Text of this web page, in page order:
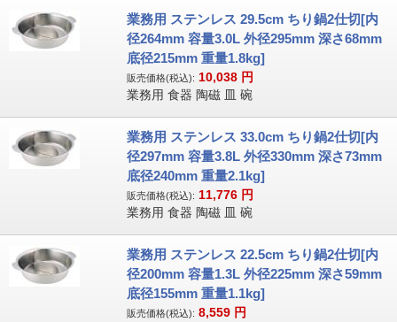
業務用 ステンレス 29.5cm ちり鍋2仕切[内
径264mm 容量3.0L 外径295mm 深さ68mm
底径215mm 重量1.8kg]
販売価格(税込): 10,038 円
業務用 食器 陶磁 皿 碗
業務用 ステンレス 33.0cm ちり鍋2仕切[内
径297mm 容量3.8L 外径330mm 深さ73mm
底径240mm 重量2.1kg]
販売価格(税込): 11,776 円
業務用 食器 陶磁 皿 碗
業務用 ステンレス 22.5cm ちり鍋2仕切[内
径200mm 容量1.3L 外径225mm 深さ59mm
底径155mm 重量1.1kg]
販売価格(税込): 8,559 円